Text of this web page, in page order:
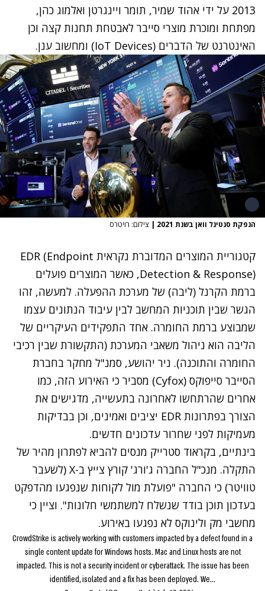
2013 על ידי אהוד שמיר, תומר ויינגרטן ואלמוג כהן,
מפתחת ומוכרת מוצרי סייבר לאבטחת תחנות קצה וכן
האינטרנט של הדברים (IoT Devices) ומחשוב ענן.
הנפקת סנטינל וואן בשנת 2021 | צילום: רויטרס
קטגוריית המוצרים המדוברת נקראית EDR (Endpoint
Detection & Response), כאשר המוצרים פועלים
ברמת הקרנל (ליבה) של מערכת ההפעלה. למעשה, זהו
הגשר שבין תוכניות המחשב לבין עיבוד הנתונים עצמו
שמבוצע ברמת החומרה. אחד התפקידים העיקריים של
הליבה הוא ניהול משאבי המערכת (התקשורת שבין רכיבי
החומרה והתוכנה). ניר יהושע, סמנ"ל מחקר בחברת
הסייבר סייפוקס (Cyfox) מסביר כי האירוע הזה, כמו
אחרים שהרתחשו לאחרונה בתעשייה, מדגישים את
הצורך בפתרונות EDR יציבים ואמינים, וכן בבדיקות
מעמיקות לפני שחרור עדכונים חדשים.
בינתיים, בקראוד סטרייק מנסים להביא לפתרון מהיר של
התקלה. מנכ"ל החברה
ג'ורג' קורץ צייץ ב-X (לשעבר
טוויטר) כי החברה "פועלת מול לקוחות שנפגעו מהדפקט
בעדכון תוכן בודד שנשלח למשתמשי חלונות". וציין כי
מחשבי מק ולינוקס לא נפגעו באירוע.
CrowdStrike is actively working with customers impacted by a defect found in a
single content update for Windows hosts. Mac and Linux hosts are not
impacted. This is not a security incident or cyberattack. The issue has been
identified, isolated and a fix has been deployed. We…